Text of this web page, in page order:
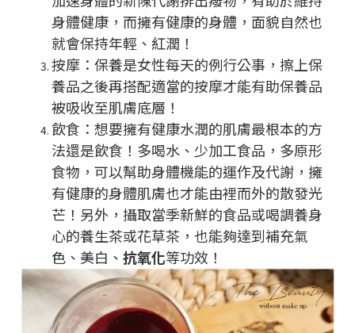
身體健康，而擁有健康的身體，面貌自然也
就會保持年輕、紅潤！
按摩：保養是女性每天的例行公事，擦上保
養品之後再搭配適當的按摩才能有助保養品
被吸收至肌膚底層！
飲食：想要擁有健康水潤的肌膚最根本的方
法還是飲食！多喝水、少加工食品，多原形
食物，可以幫助身體機能的運作及代謝，擁
有健康的身體肌膚也才能由裡而外的散發光
芒！另外，攝取當季新鮮的食品或喝調養身
心的養生茶或花草茶，也能夠達到補充氣
色、美白、 抗氧化等功效！